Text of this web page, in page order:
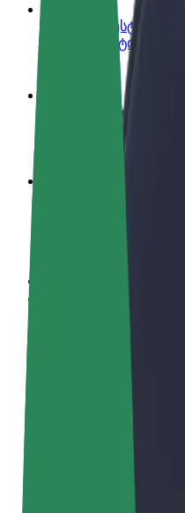
დაამატე რესტორანი
მოიზიდე მეტი
დარეგისტრირდი
დაამატე შენი
შემოსავალი
Bolt-ის პროდუქტები
წესები და პირობები